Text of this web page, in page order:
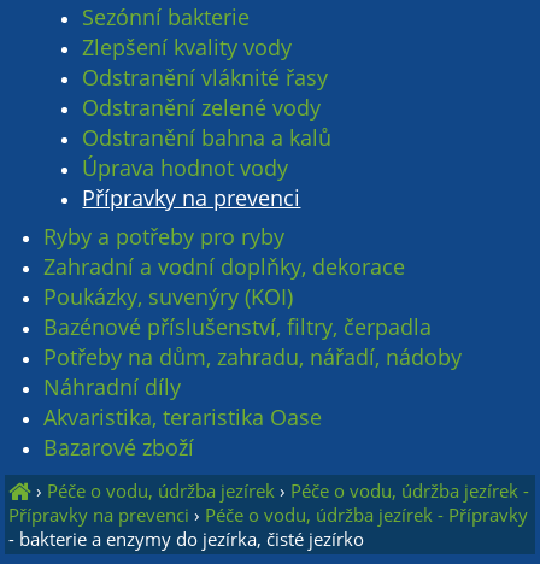
Sezónní bakterie
Zlepšení kvality vody
Odstranění vláknité řasy
Odstranění zelené vody
Odstranění bahna a kalů
Úprava hodnot vody
Přípravky na prevenci
Ryby a potřeby pro ryby
Zahradní a vodní doplňky, dekorace
Poukázky, suvenýry (KOI)
Bazénové příslušenství, filtry, čerpadla
Potřeby na dům, zahradu, nářadí, nádoby
Náhradní díly
Akvaristika, teraristika Oase
Bazarové zboží
› Péče o vodu, údržba jezírek › Péče o vodu, údržba jezírek -
Přípravky na prevenci › Péče o vodu, údržba jezírek - Přípravky
- bakterie a enzymy do jezírka, čisté jezírko